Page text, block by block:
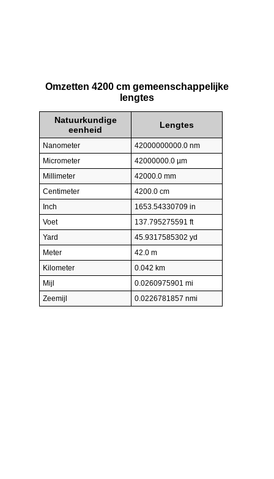
Omzetten 4200 cm gemeenschappelijke
lengtes
Natuurkundige
eenheid
Lengtes
Nanometer
42000000000.0 nm
Micrometer
42000000.0 µm
Millimeter
42000.0 mm
Centimeter
4200.0 cm
Inch
1653.54330709 in
Voet
137.795275591 ft
Yard
45.9317585302 yd
Meter
42.0 m
Kilometer
0.042 km
Mijl
0.0260975901 mi
Zeemijl
0.0226781857 nmi